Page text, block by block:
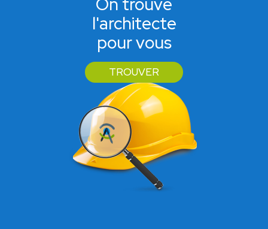
l'architecte
pour vous
TROUVER